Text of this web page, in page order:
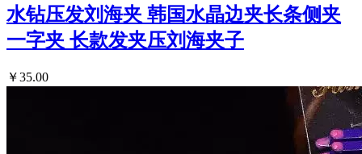
水钻压发刘海夹 韩国水晶边夹长条侧夹
一字夹 长款发夹压刘海夹子
￥35.00